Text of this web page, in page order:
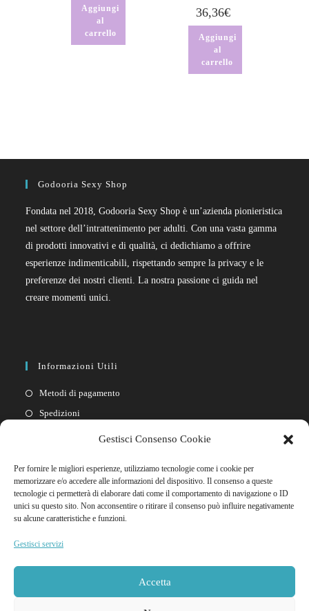
Gestisci Consenso Cookie
Per fornire le migliori esperienze, utilizziamo tecnologie come i cookie per
memorizzare e/o accedere alle informazioni del dispositivo. Il consenso a queste
tecnologie ci permetterà di elaborare dati come il comportamento di navigazione o ID
unici su questo sito. Non acconsentire o ritirare il consenso può influire negativamente
su alcune caratteristiche e funzioni.
Gestisci servizi
Accetta
Aggiungi
al
carrello
36,36€
Aggiungi
al
carrello
Godooria Sexy Shop
Fondata nel 2018, Godooria Sexy Shop è un’azienda pionieristica
nel settore dell’intrattenimento per adulti. Con una vasta gamma
di prodotti innovativi e di qualità, ci dedichiamo a offrire
esperienze indimenticabili, rispettando sempre la privacy e le
preferenze dei nostri clienti. La nostra passione ci guida nel
creare momenti unici.
Informazioni Utili
Metodi di pagamento
Spedizioni
Cookie policy
Link Rapidi